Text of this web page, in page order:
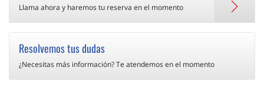
Llama ahora y haremos tu reserva en el momento
Resolvemos tus dudas
¿Necesitas más información? Te atendemos en el momento